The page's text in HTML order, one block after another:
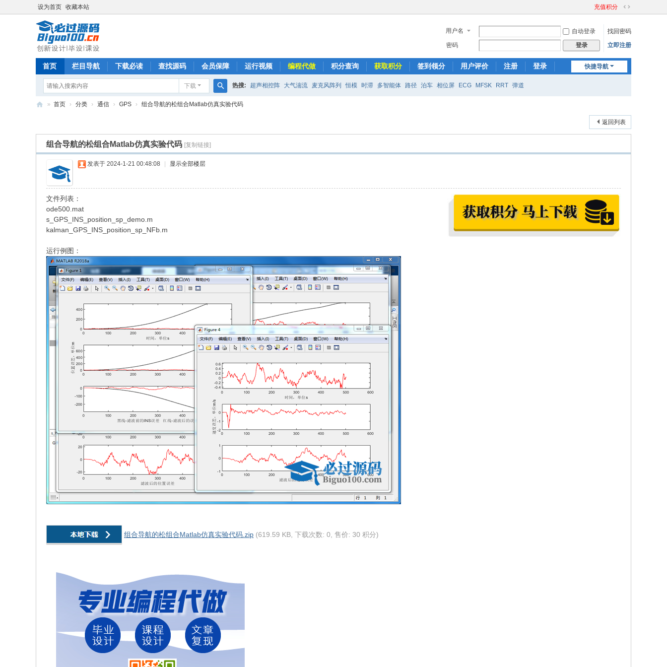
设为首页 收藏本站 充值积分
切
到
宽
用户名 自动登录
找回密码
密码
登录 立即注册
快捷导航
首页 栏目导航 下载必读 查找源码 会员保障 运行视频 编程代做 积分查询 获取积分 签到领分 用户评价 注册 登录
下载
搜
热搜: 超声相控阵 大气湍流 麦克风阵列 恒模 时滞 多智能体 路径 泊车 相位屏 ECG MFSK RRT 弹道
过
» 首页 › 分类 › 通信 › GPS › 组合导航的松组合Matlab仿真实验代码
返回列表
组合导航的松组合Matlab仿真实验代码 [复制链接]
发表于 2024-1-21 00:48:08 显示全部楼层
文件列表：
ode500.mat
s_GPS_INS_position_sp_demo.m
kalman_GPS_INS_position_sp_NFb.m
运行例图：
组合导航的松组合Matlab仿真实验代码.zip (619.59 KB, 下载次数: 0, 售价: 30 积分)